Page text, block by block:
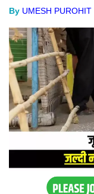
By UMESH PUROHIT